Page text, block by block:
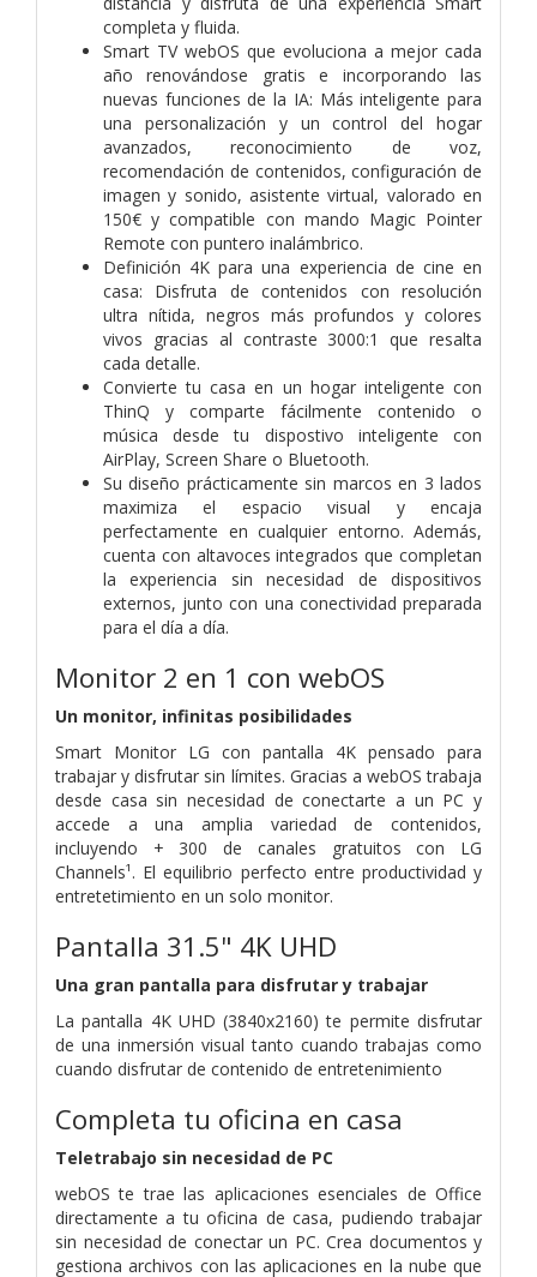
completa y fluida.
Smart TV webOS que evoluciona a mejor cada
año renovándose gratis e incorporando las
nuevas funciones de la IA: Más inteligente para
una personalización y un control del hogar
avanzados, reconocimiento de voz,
recomendación de contenidos, configuración de
imagen y sonido, asistente virtual, valorado en
150€ y compatible con mando Magic Pointer
Remote con puntero inalámbrico.
Definición 4K para una experiencia de cine en
casa: Disfruta de contenidos con resolución
ultra nítida, negros más profundos y colores
vivos gracias al contraste 3000:1 que resalta
cada detalle.
Convierte tu casa en un hogar inteligente con
ThinQ y comparte fácilmente contenido o
música desde tu dispostivo inteligente con
AirPlay, Screen Share o Bluetooth.
Su diseño prácticamente sin marcos en 3 lados
maximiza el espacio visual y encaja
perfectamente en cualquier entorno. Además,
cuenta con altavoces integrados que completan
la experiencia sin necesidad de dispositivos
externos, junto con una conectividad preparada
para el día a día.
Monitor 2 en 1 con webOS
Un monitor, infinitas posibilidades
Smart Monitor LG con pantalla 4K pensado para
trabajar y disfrutar sin límites. Gracias a webOS trabaja
desde casa sin necesidad de conectarte a un PC y
accede a una amplia variedad de contenidos,
incluyendo + 300 de canales gratuitos con LG
Channels¹. El equilibrio perfecto entre productividad y
entretetimiento en un solo monitor.
Pantalla 31.5" 4K UHD
Una gran pantalla para disfrutar y trabajar
La pantalla 4K UHD (3840x2160) te permite disfrutar
de una inmersión visual tanto cuando trabajas como
cuando disfrutar de contenido de entretenimiento
Completa tu oficina en casa
Teletrabajo sin necesidad de PC
webOS te trae las aplicaciones esenciales de Office
directamente a tu oficina de casa, pudiendo trabajar
sin necesidad de conectar un PC. Crea documentos y
gestiona archivos con las aplicaciones en la nube que